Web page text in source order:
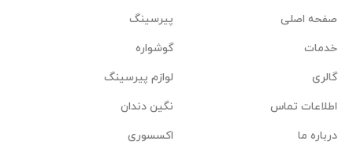
صفحه اصلی
خدمات
گالری
اطلاعات تماس
درباره ما
پیرسینگ
گوشواره
لوازم پیرسینگ
نگین دندان
اکسسوری